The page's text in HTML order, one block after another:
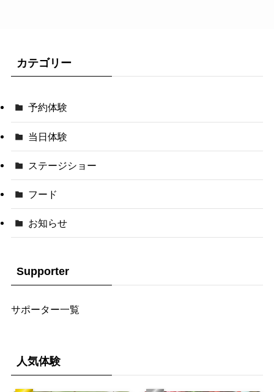
カテゴリー
予約体験
当日体験
ステージショー
フード
お知らせ
Supporter
サポーター一覧
人気体験